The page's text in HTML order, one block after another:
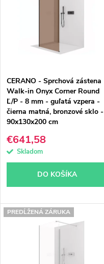
p
r
o
d
u
t
o
r
o
d
u
t
o
CERANO - Sprchová zástena
Walk-in Onyx Corner Round
Ľ/P - 8 mm - guľatá vzpera -
čierna matná, bronzové sklo -
90x130x200 cm
€641,58
Skladom
DO KOŠÍKA
PREDĹŽENÁ ZÁRUKA